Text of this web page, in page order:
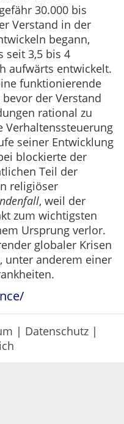
30.000 bis
Verstand in der
begann,
seit 3,5 bis 4
aufwärts entwickelt.
funktionierende
der Verstand
rational zu
Verhaltenssteuerung
seiner Entwicklung
blockierte der
Teil der
religiöser
, weil der
zum wichtigsten
Ursprung verlor.
globaler Krisen
unter anderem einer
| Datenschutz|